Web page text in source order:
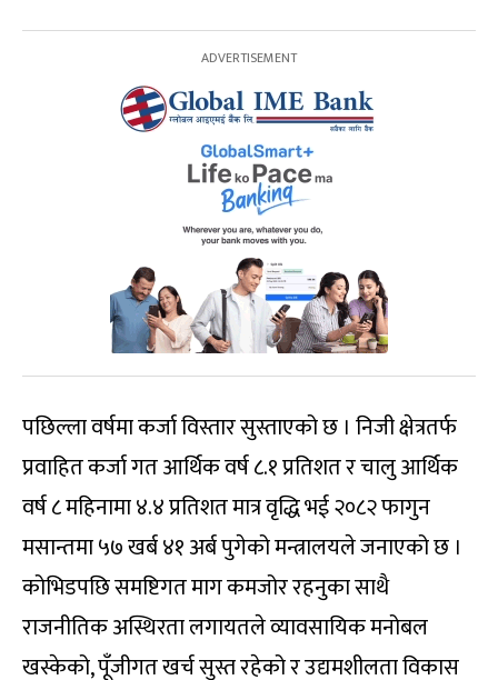
पछिल्ला वर्षमा कर्जा विस्तार सुस्ताएको छ । निजी क्षेत्रतर्फ
प्रवाहित कर्जा गत आर्थिक वर्ष ८.१ प्रतिशत र चालु आर्थिक
वर्ष ८ महिनामा ४.४ प्रतिशत मात्र वृद्धि भई २०८२ फागुन
मसान्तमा ५७ खर्ब ४१ अर्ब पुगेको मन्त्रालयले जनाएको छ ।
कोभिडपछि समष्टिगत माग कमजोर रहनुका साथै
राजनीतिक अस्थिरता लगायतले व्यावसायिक मनोबल
खस्केको, पूँजीगत खर्च सुस्त रहेको र उद्यमशीलता विकास